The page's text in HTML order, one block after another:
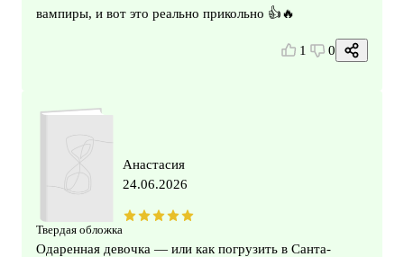
вампиры, и вот это реально прикольно 👍🔥
1 0
Твердая обложка
Анастасия
24.06.2026
Одаренная девочка — или как погрузить в Санта-